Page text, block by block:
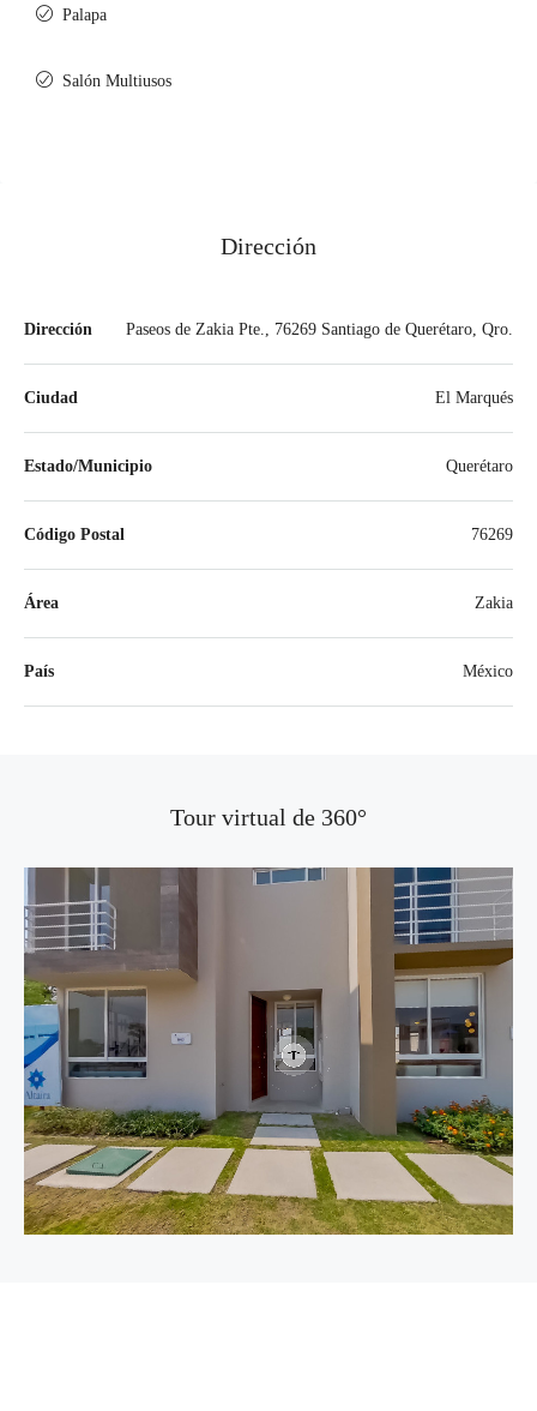
Palapa
Salón Multiusos
Dirección
Dirección Paseos de Zakia Pte., 76269 Santiago de Querétaro, Qro.
Ciudad El Marqués
Estado/Municipio Querétaro
Código Postal 76269
Área Zakia
País México
Tour virtual de 360​​°